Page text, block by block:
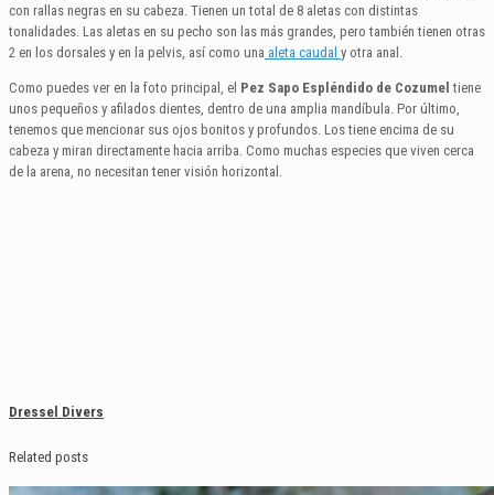
con rallas negras en su cabeza. Tienen un total de 8 aletas con distintas
tonalidades. Las aletas en su pecho son las más grandes, pero también tienen otras
2 en los dorsales y en la pelvis, así como una aleta caudal y otra anal.
Como puedes ver en la foto principal, el Pez Sapo Espléndido de Cozumel tiene
unos pequeños y afilados dientes, dentro de una amplia mandíbula. Por último,
tenemos que mencionar sus ojos bonitos y profundos. Los tiene encima de su
cabeza y miran directamente hacia arriba. Como muchas especies que viven cerca
de la arena, no necesitan tener visión horizontal.
Dressel Divers
Related posts